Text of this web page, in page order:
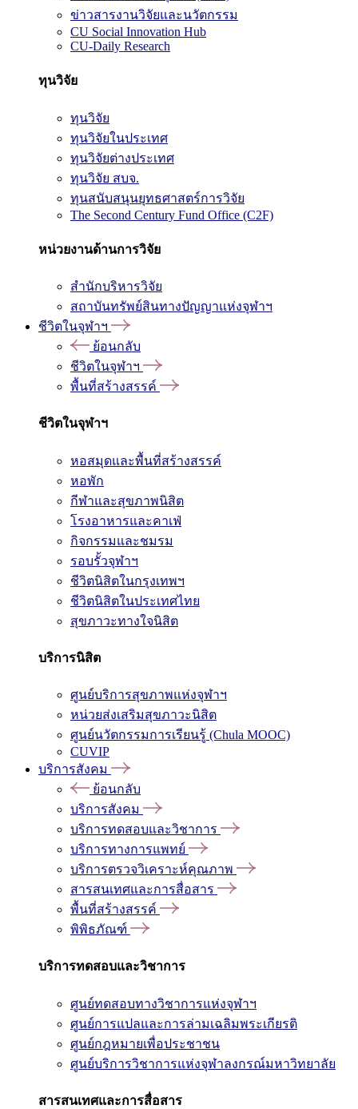
ข่าวสารงานวิจัยและนวัตกรรม
CU Social Innovation Hub
CU-Daily Research
ทุนวิจัย
ทุนวิจัย
ทุนวิจัยในประเทศ
ทุนวิจัยต่างประเทศ
ทุนวิจัย สบจ.
ทุนสนับสนุนยุทธศาสตร์การวิจัย
The Second Century Fund Office (C2F)
หน่วยงานด้านการวิจัย
สำนักบริหารวิจัย
สถาบันทรัพย์สินทางปัญญาแห่งจุฬาฯ
ชีวิตในจุฬาฯ
ย้อนกลับ
ชีวิตในจุฬาฯ
พื้นที่สร้างสรรค์
ชีวิตในจุฬาฯ
หอสมุดและพื้นที่สร้างสรรค์
หอพัก
กีฬาและสุขภาพนิสิต
โรงอาหารและคาเฟ่
กิจกรรมและชมรม
รอบรั้วจุฬาฯ
ชีวิตนิสิตในกรุงเทพฯ
ชีวิตนิสิตในประเทศไทย
สุขภาวะทางใจนิสิต
บริการนิสิต
ศูนย์บริการสุขภาพแห่งจุฬาฯ
หน่วยส่งเสริมสุขภาวะนิสิต
ศูนย์นวัตกรรมการเรียนรู้ (Chula MOOC)
CUVIP
บริการสังคม
ย้อนกลับ
บริการสังคม
บริการทดสอบและวิชาการ
บริการทางการแพทย์
บริการตรวจวิเคราะห์คุณภาพ
สารสนเทศและการสื่อสาร
พื้นที่สร้างสรรค์
พิพิธภัณฑ์
บริการทดสอบและวิชาการ
ศูนย์ทดสอบทางวิชาการแห่งจุฬาฯ
ศูนย์การแปลและการล่ามเฉลิมพระเกียรติ
ศูนย์กฎหมายเพื่อประชาชน
ศูนย์บริการวิชาการแห่งจุฬาลงกรณ์มหาวิทยาลัย
สารสนเทศและการสื่อสาร